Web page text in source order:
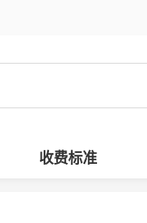
收费标准